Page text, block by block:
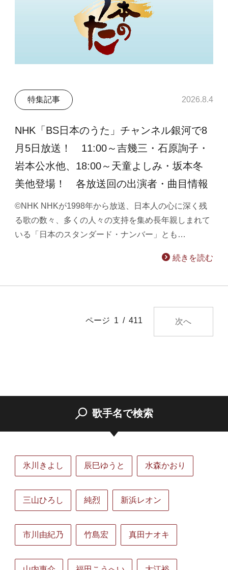
特集記事 2026.8.4
NHK「BS日本のうた」チャンネル銀河で8
月5日放送！ 11:00～吉幾三・石原詢子・
岩本公水他、18:00～天童よしみ・坂本冬
美他登場！ 各放送回の出演者・曲目情報
©NHK NHKが1998年から放送、日本人の心に深く残
る歌の数々、多くの人々の支持を集め長年親しまれて
いる「日本のスタンダード・ナンバー」とも…
続きを読む
ページ 1 / 411 次へ
歌手名で検索
氷川きよし 辰巳ゆうと 水森かおり
三山ひろし 純烈 新浜レオン
市川由紀乃 竹島宏 真田ナオキ